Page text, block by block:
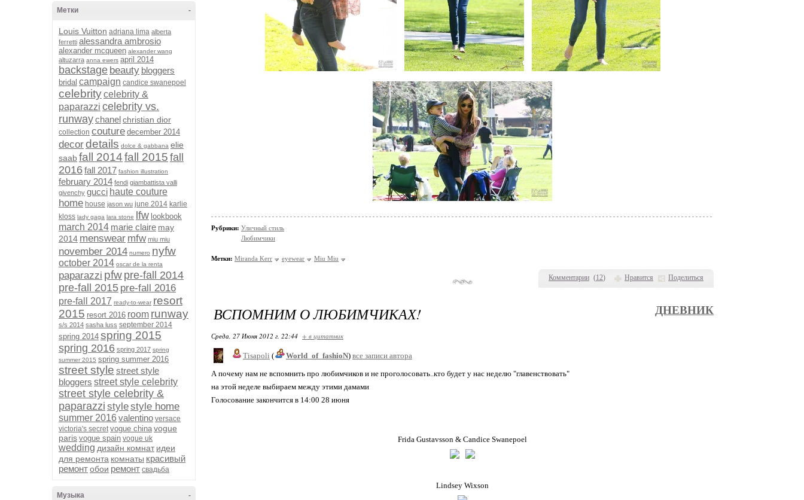
-
Метки
Louis Vuitton adriana lima alberta
ferretti alessandra ambrosio
alexander mcqueen alexander wang
altuzarra anna ewers april 2014
backstage beauty bloggers
bridal campaign candice swanepoel
celebritycelebrity &
paparazzi celebrity vs.
runwaychanelchristian dior
collection couture december 2014
decordetails dolce & gabbana elie
saabfall 2014fall 2015 fall
2016fall 2017 fashion illustration
february 2014 fendi giambattista valli
givenchy gucci haute couture
home house jason wu june 2014 karlie
kloss lady gaga lara stone lfw lookbook
march 2014 marie claire may
2014 menswear mfw miu miu
november 2014 numero nyfw
october 2014 oscar de la renta
paparazzi pfw pre-fall 2014
pre-fall 2015 pre-fall 2016
pre-fall 2017 ready-to-wear resort
2015 resort 2016 room runway
s/s 2014 sasha luss september 2014
spring 2014 spring 2015
spring 2016 spring 2017 spring
summer 2015 spring summer 2016
street style street style
bloggers street style celebrity
street style celebrity &
paparazzi stylestyle home
summer 2016 valentino versace
victoria's secret vogue china vogue
paris vogue spain vogue uk
wedding дизайн комнат идеи
для ремонта комнаты красивый
ремонтобои ремонт свадьба
-
Музыка
Комментарии (12) Нравится Поделиться
Рубрики: Уличный стиль
Любимчики
Метки: Miranda Kerr eyewear Miu Miu
ВСПОМНИМ О ЛЮБИМЧИКАХ! ДНЕВНИК
Среда, 27 Июня 2012 г. 22:44 + в цитатник
Tisapoli ( World_of_fashioN) все записи автора
А почему нам не вспомнить про любимчиков и не проголосовать..кто будет у нас неделю "главенствовать"
на этой неделе выбираем между этими дамами
Голосование закончится в 14:00 28 июня
Frida Gustavsson & Candice Swanepoel
Lindsey Wixson